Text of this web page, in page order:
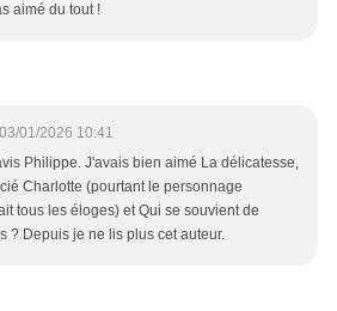
aimé du tout !
03/01/2026 10:41
Philippe. J'avais bien aimé La délicatesse,
Charlotte (pourtant le personnage
tous les éloges) et Qui se souvient de
? Depuis je ne lis plus cet auteur.